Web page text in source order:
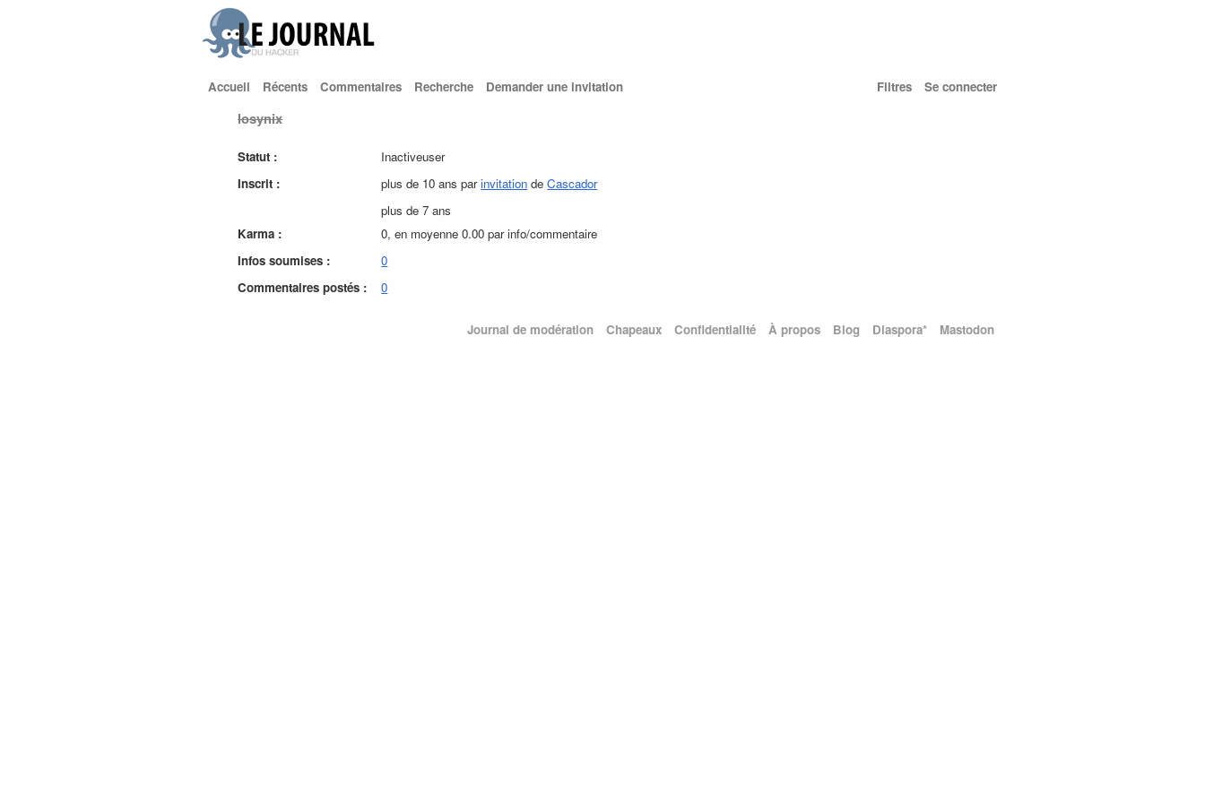
Accueil Récents Commentaires Recherche Demander une invitation Filtres Se connecter
losynix
Statut :
Inactiveuser
Inscrit :
plus de 10 ans parinvitation deCascador
plus de 7 ans
Karma :
0, en moyenne 0.00 par info/commentaire
Infos soumises :
0
Commentaires postés :
0
Journal de modération Chapeaux Confidentialité À propos Blog Diaspora* Mastodon